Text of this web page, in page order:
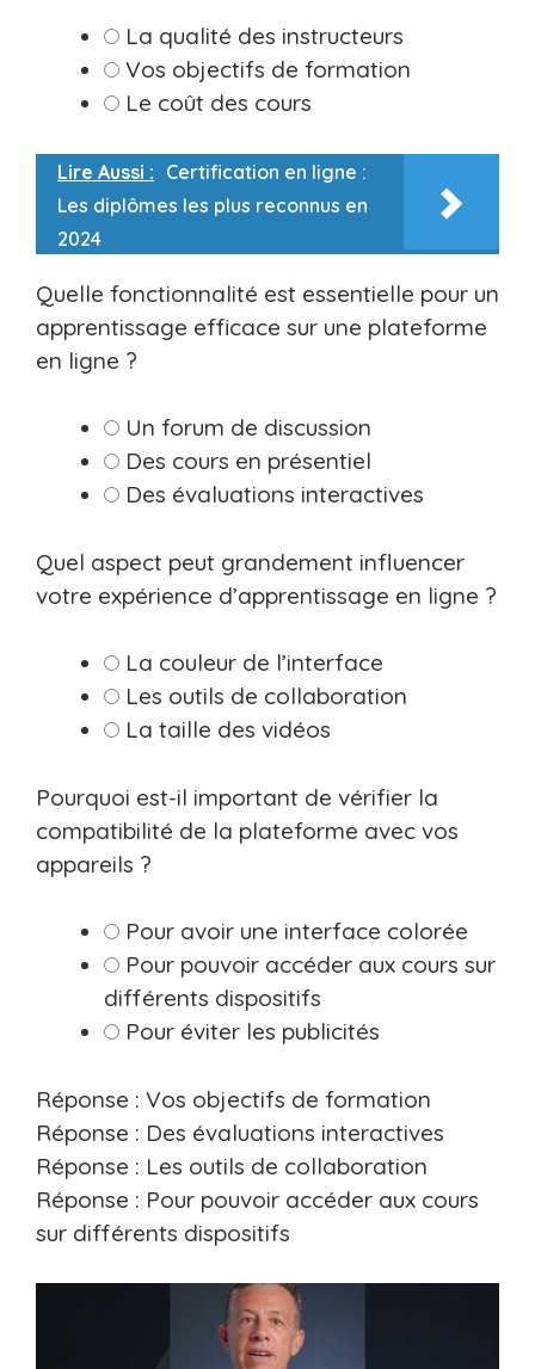
La qualité des instructeurs
Vos objectifs de formation
Le coût des cours
Lire Aussi : Certification en ligne :
Les diplômes les plus reconnus en
2024
Quelle fonctionnalité est essentielle pour un
apprentissage efficace sur une plateforme
en ligne ?
Un forum de discussion
Des cours en présentiel
Des évaluations interactives
Quel aspect peut grandement influencer
votre expérience d’apprentissage en ligne ?
La couleur de l’interface
Les outils de collaboration
La taille des vidéos
Pourquoi est-il important de vérifier la
compatibilité de la plateforme avec vos
appareils ?
Pour avoir une interface colorée
Pour pouvoir accéder aux cours sur
différents dispositifs
Pour éviter les publicités
Réponse : Vos objectifs de formation
Réponse : Des évaluations interactives
Réponse : Les outils de collaboration
Réponse : Pour pouvoir accéder aux cours
sur différents dispositifs